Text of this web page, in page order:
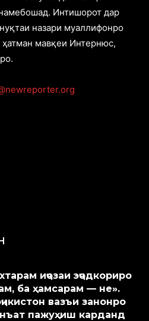
Интишорот дар
назари муаллифонро
мавқеи Интернюс,
иҷозаи эҷодкориро
ба ҳамсарам — не».
вазъи занонро
пажуҳиш карданд